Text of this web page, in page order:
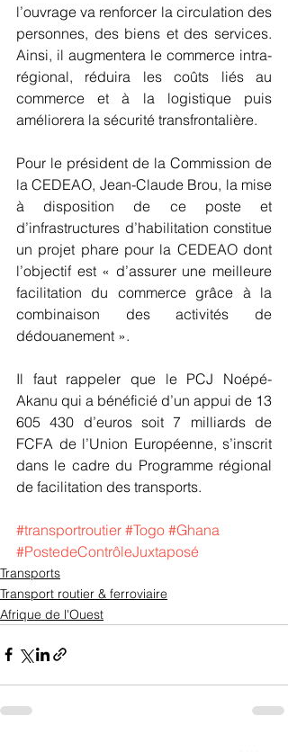
l’ouvrage va renforcer la circulation des
personnes, des biens et des services.
Ainsi, il augmentera le commerce intra-
régional, réduira les coûts liés au
commerce et à la logistique puis
améliorera la sécurité transfrontalière.
Pour le président de la Commission de
la CEDEAO, Jean-Claude Brou, la mise
à disposition de ce poste et
d’infrastructures d’habilitation constitue
un projet phare pour la CEDEAO dont
l’objectif est « d’assurer une meilleure
facilitation du commerce grâce à la
combinaison des activités de
dédouanement ».
Il faut rappeler que le PCJ Noépé-
Akanu qui a bénéficié d’un appui de 13
605 430 d’euros soit 7 milliards de
FCFA de l’Union Européenne, s’inscrit
dans le cadre du Programme régional
de facilitation des transports.
#transportroutier #Togo #Ghana
#PostedeContrôleJuxtaposé
Transports
Transport routier & ferroviaire
Afrique de l'Ouest